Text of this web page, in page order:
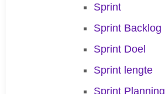
Sprint
Sprint Backlog
Sprint Doel
Sprint lengte
Sprint Planning